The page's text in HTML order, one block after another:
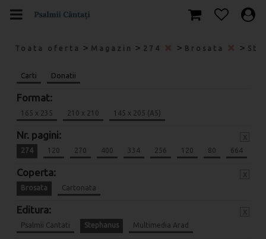
Toata oferta > Magazin > 274 > Brosata >
Carti Donatii
Format:
165 x 235 210 x 210 145 x 205 (A5)
Nr. pagini:
274 120 270 400 334 256 120 80 664
Coperta:
Brosata Cartonata
Editura:
Psalmii Cantati Stephanus Multimedia Arad